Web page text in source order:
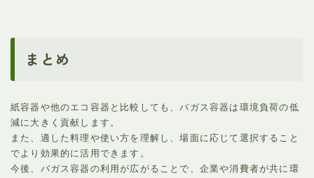
まとめ
紙容器や他のエコ容器と比較しても、バガス容器は環境負荷の低
減に大きく貢献します。
また、適した料理や使い方を理解し、場面に応じて選択すること
でより効果的に活用できます。
今後、バガス容器の利用が広がることで、企業や消費者が共に環